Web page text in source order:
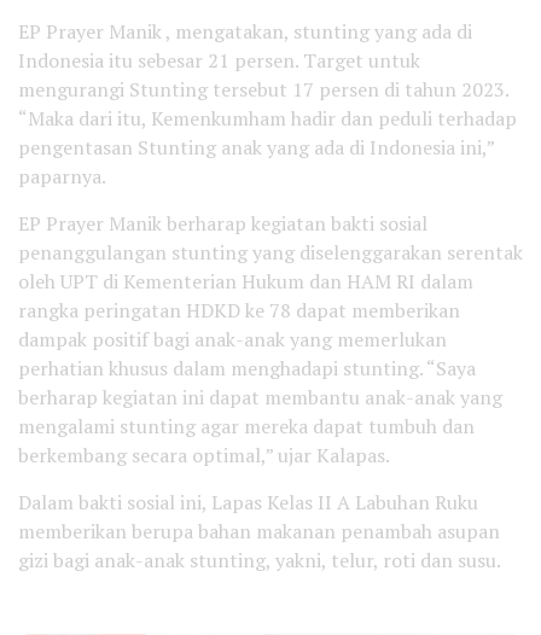
EP Prayer Manik , mengatakan, stunting yang ada di
Indonesia itu sebesar 21 persen. Target untuk
mengurangi Stunting tersebut 17 persen di tahun 2023.
“Maka dari itu, Kemenkumham hadir dan peduli terhadap
pengentasan Stunting anak yang ada di Indonesia ini,”
paparnya.
EP Prayer Manik berharap kegiatan bakti sosial
penanggulangan stunting yang diselenggarakan serentak
oleh UPT di Kementerian Hukum dan HAM RI dalam
rangka peringatan HDKD ke 78 dapat memberikan
dampak positif bagi anak-anak yang memerlukan
perhatian khusus dalam menghadapi stunting. “Saya
berharap kegiatan ini dapat membantu anak-anak yang
mengalami stunting agar mereka dapat tumbuh dan
berkembang secara optimal,” ujar Kalapas.
Dalam bakti sosial ini, Lapas Kelas II A Labuhan Ruku
memberikan berupa bahan makanan penambah asupan
gizi bagi anak-anak stunting, yakni, telur, roti dan susu.